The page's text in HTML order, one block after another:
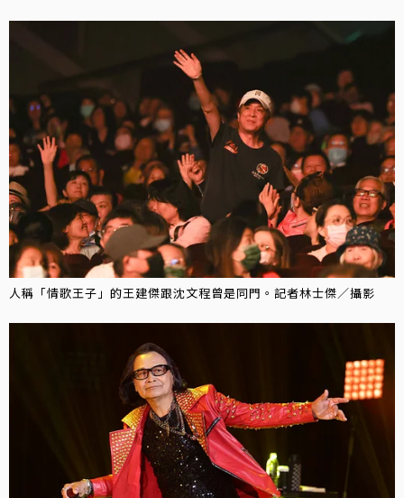
人稱「情歌王子」的王建傑跟沈文程曾是同門。記者林士傑／攝影